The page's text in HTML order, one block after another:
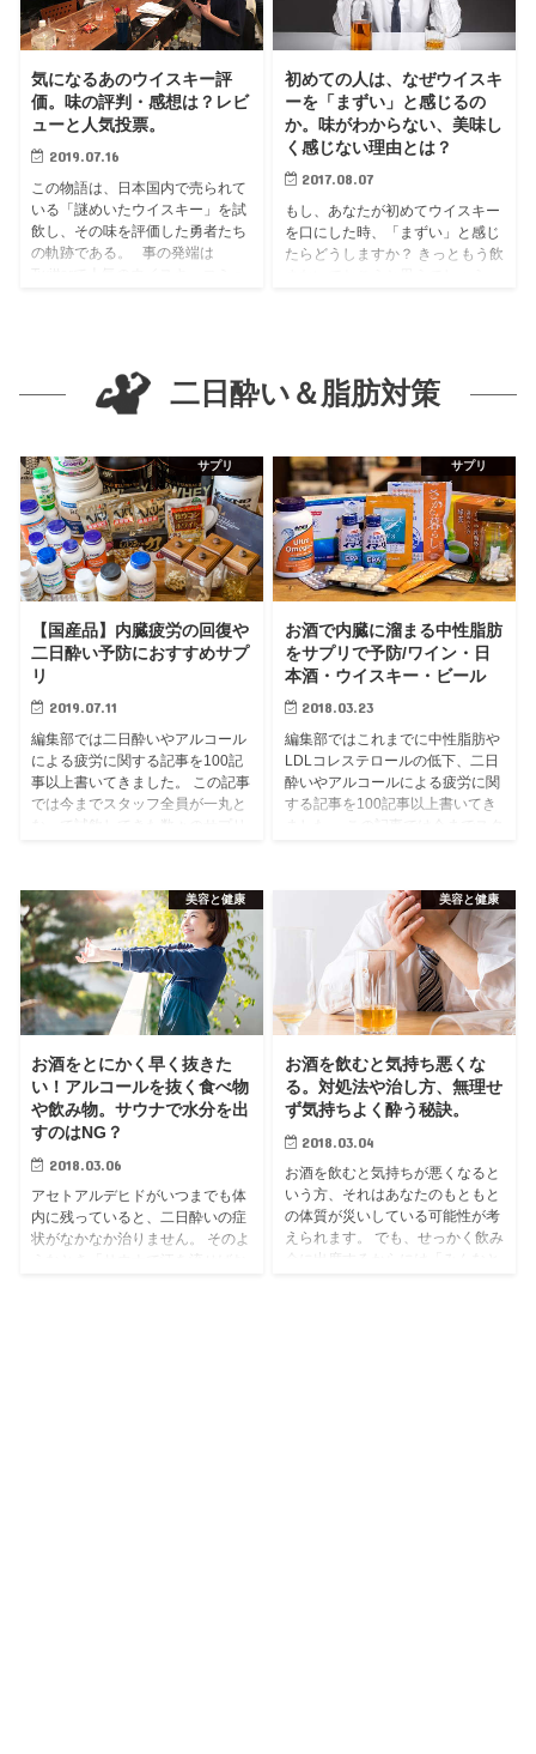
気になるあのウイスキー評
価。味の評判・感想は？レビ
ューと人気投票。
2019.07.16
この物語は、日本国内で売られて
いる「謎めいたウイスキー」を試
飲し、その味を評価した勇者たち
の軌跡である。 事の発端は
初めての人は、なぜウイスキ
ーを「まずい」と感じるの
か。味がわからない、美味し
く感じない理由とは？
2017.08.07
もし、あなたが初めてウイスキー
を口にした時、「まずい」と感じ
たらどうしますか？ きっともう飲
二日酔い＆脂肪対策
サプリ
【国産品】内臓疲労の回復や
二日酔い予防におすすめサプ
リ
2019.07.11
編集部では二日酔いやアルコール
による疲労に関する記事を100記
事以上書いてきました。 この記事
では今までスタッフ全員が一丸と
ーで...
サプリ
お酒で内臓に溜まる中性脂肪
をサプリで予防/ワイン・日
本酒・ウイスキー・ビール
2018.03.23
編集部ではこれまでに中性脂肪や
LDLコレステロールの低下、二日
酔いやアルコールによる疲労に関
する記事を100記事以上書いてき
しま...
美容と健康
お酒をとにかく早く抜きた
い！アルコールを抜く食べ物
や飲み物。サウナで水分を出
すのはNG？
2018.03.06
アセトアルデヒドがいつまでも体
内に残っていると、二日酔いの症
状がなかなか治りません。 そのよ
美容と健康
お酒を飲むと気持ち悪くな
る。対処法や治し方、無理せ
ず気持ちよく酔う秘訣。
2018.03.04
お酒を飲むと気持ちが悪くなると
いう方、それはあなたのもともと
の体質が災いしている可能性が考
えられます。 でも、せっかく飲み
会に出席するからには「みんなと